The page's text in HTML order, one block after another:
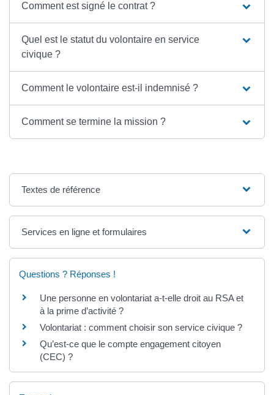
Comment est signé le contrat ?
Quel est le statut du volontaire en service
civique ?
Comment le volontaire est-il indemnisé ?
Comment se termine la mission ?
Textes de référence
Services en ligne et formulaires
Questions ? Réponses !
Une personne en volontariat a-t-elle droit au RSA et
à la prime d’activité ?
Volontariat : comment choisir son service civique ?
Qu’est-ce que le compte engagement citoyen
(CEC) ?